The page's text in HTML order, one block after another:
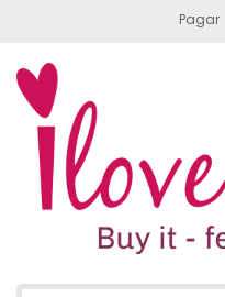
Pagar